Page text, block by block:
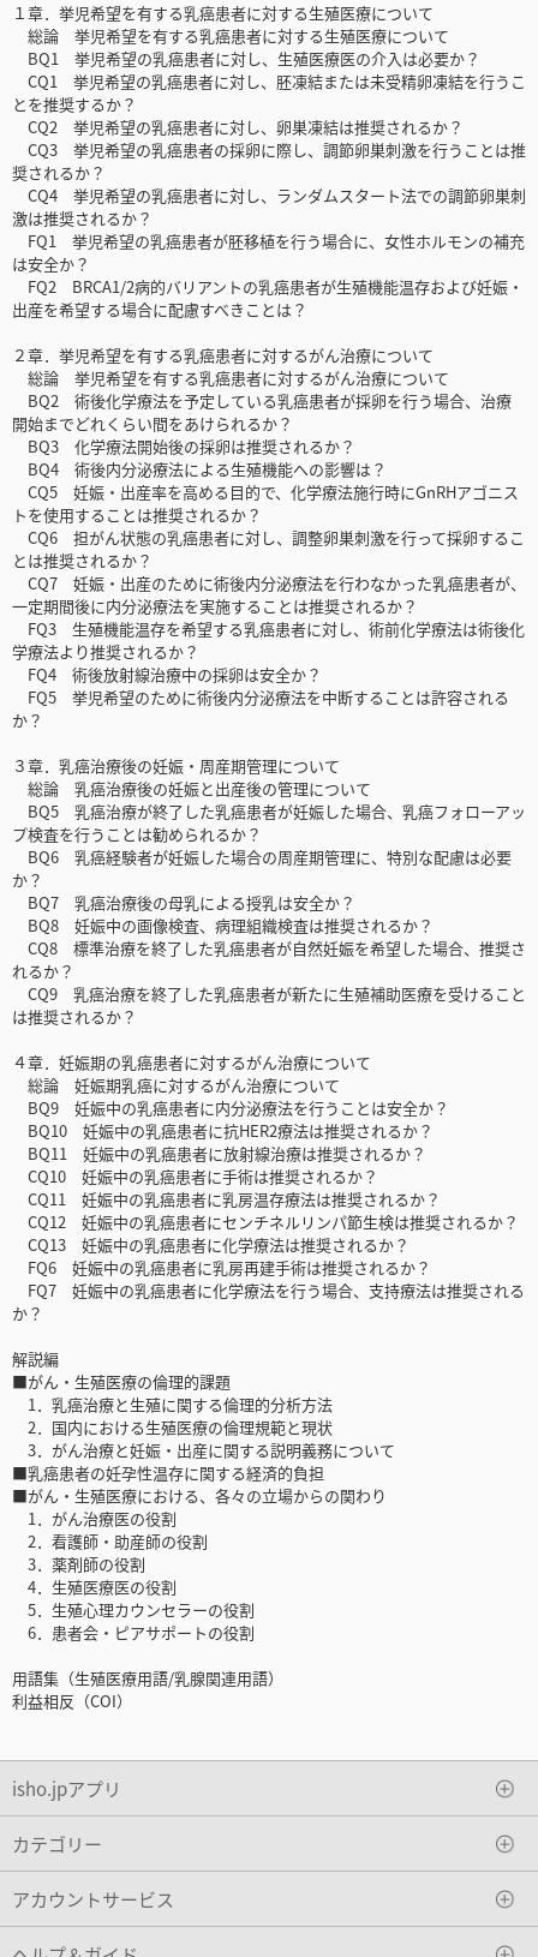
１章．挙児希望を有する乳癌患者に対する生殖医療について
総論 挙児希望を有する乳癌患者に対する生殖医療について
BQ1 挙児希望の乳癌患者に対し、生殖医療医の介入は必要か？
CQ1 挙児希望の乳癌患者に対し、胚凍結または未受精卵凍結を行うこ
とを推奨するか？
CQ2 挙児希望の乳癌患者に対し、卵巣凍結は推奨されるか？
CQ3 挙児希望の乳癌患者の採卵に際し、調節卵巣刺激を行うことは推
奨されるか？
CQ4 挙児希望の乳癌患者に対し、ランダムスタート法での調節卵巣刺
激は推奨されるか？
FQ1 挙児希望の乳癌患者が胚移植を行う場合に、女性ホルモンの補充
は安全か？
FQ2 BRCA1/2病的バリアントの乳癌患者が生殖機能温存および妊娠・
出産を希望する場合に配慮すべきことは？
２章．挙児希望を有する乳癌患者に対するがん治療について
総論 挙児希望を有する乳癌患者に対するがん治療について
BQ2 術後化学療法を予定している乳癌患者が採卵を行う場合、治療
開始までどれくらい間をあけられるか？
BQ3 化学療法開始後の採卵は推奨されるか？
BQ4 術後内分泌療法による生殖機能への影響は？
CQ5 妊娠・出産率を高める目的で、化学療法施行時にGnRHアゴニス
トを使用することは推奨されるか？
CQ6 担がん状態の乳癌患者に対し、調整卵巣刺激を行って採卵するこ
とは推奨されるか？
CQ7 妊娠・出産のために術後内分泌療法を行わなかった乳癌患者が、
一定期間後に内分泌療法を実施することは推奨されるか？
FQ3 生殖機能温存を希望する乳癌患者に対し、術前化学療法は術後化
学療法より推奨されるか？
FQ4 術後放射線治療中の採卵は安全か？
FQ5 挙児希望のために術後内分泌療法を中断することは許容される
か？
３章．乳癌治療後の妊娠・周産期管理について
総論 乳癌治療後の妊娠と出産後の管理について
BQ5 乳癌治療が終了した乳癌患者が妊娠した場合、乳癌フォローアッ
プ検査を行うことは勧められるか？
BQ6 乳癌経験者が妊娠した場合の周産期管理に、特別な配慮は必要
か？
BQ7 乳癌治療後の母乳による授乳は安全か？
BQ8 妊娠中の画像検査、病理組織検査は推奨されるか？
CQ8 標準治療を終了した乳癌患者が自然妊娠を希望した場合、推奨さ
れるか？
CQ9 乳癌治療を終了した乳癌患者が新たに生殖補助医療を受けること
は推奨されるか？
４章．妊娠期の乳癌患者に対するがん治療について
総論 妊娠期乳癌に対するがん治療について
BQ9 妊娠中の乳癌患者に内分泌療法を行うことは安全か？
BQ10 妊娠中の乳癌患者に抗HER2療法は推奨されるか？
BQ11 妊娠中の乳癌患者に放射線治療は推奨されるか？
CQ10 妊娠中の乳癌患者に手術は推奨されるか？
CQ11 妊娠中の乳癌患者に乳房温存療法は推奨されるか？
CQ12 妊娠中の乳癌患者にセンチネルリンパ節生検は推奨されるか？
CQ13 妊娠中の乳癌患者に化学療法は推奨されるか？
FQ6 妊娠中の乳癌患者に乳房再建手術は推奨されるか？
FQ7 妊娠中の乳癌患者に化学療法を行う場合、支持療法は推奨される
か？
解説編
■がん・生殖医療の倫理的課題
1．乳癌治療と生殖に関する倫理的分析方法
2．国内における生殖医療の倫理規範と現状
3．がん治療と妊娠・出産に関する説明義務について
■乳癌患者の妊孕性温存に関する経済的負担
■がん・生殖医療における、各々の立場からの関わり
1．がん治療医の役割
2．看護師・助産師の役割
3．薬剤師の役割
4．生殖医療医の役割
5．生殖心理カウンセラーの役割
6．患者会・ピアサポートの役割
用語集（生殖医療用語/乳腺関連用語）
利益相反（COI）
isho.jpアプリ
カテゴリー
アカウントサービス